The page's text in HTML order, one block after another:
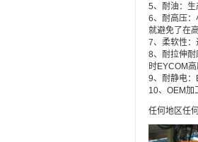
5、耐油：生
6、耐高压
就避免了在
7、柔软性：
8、耐拉伸耐
时EYCOM
9、耐静电：
10、OEM加
任何地区任